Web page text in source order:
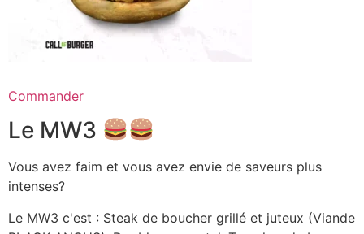
Commander
Le MW3
Vous avez faim et vous avez envie de saveurs plus
intenses?
Le MW3 c'est : Steak de boucher grillé et juteux (Viande